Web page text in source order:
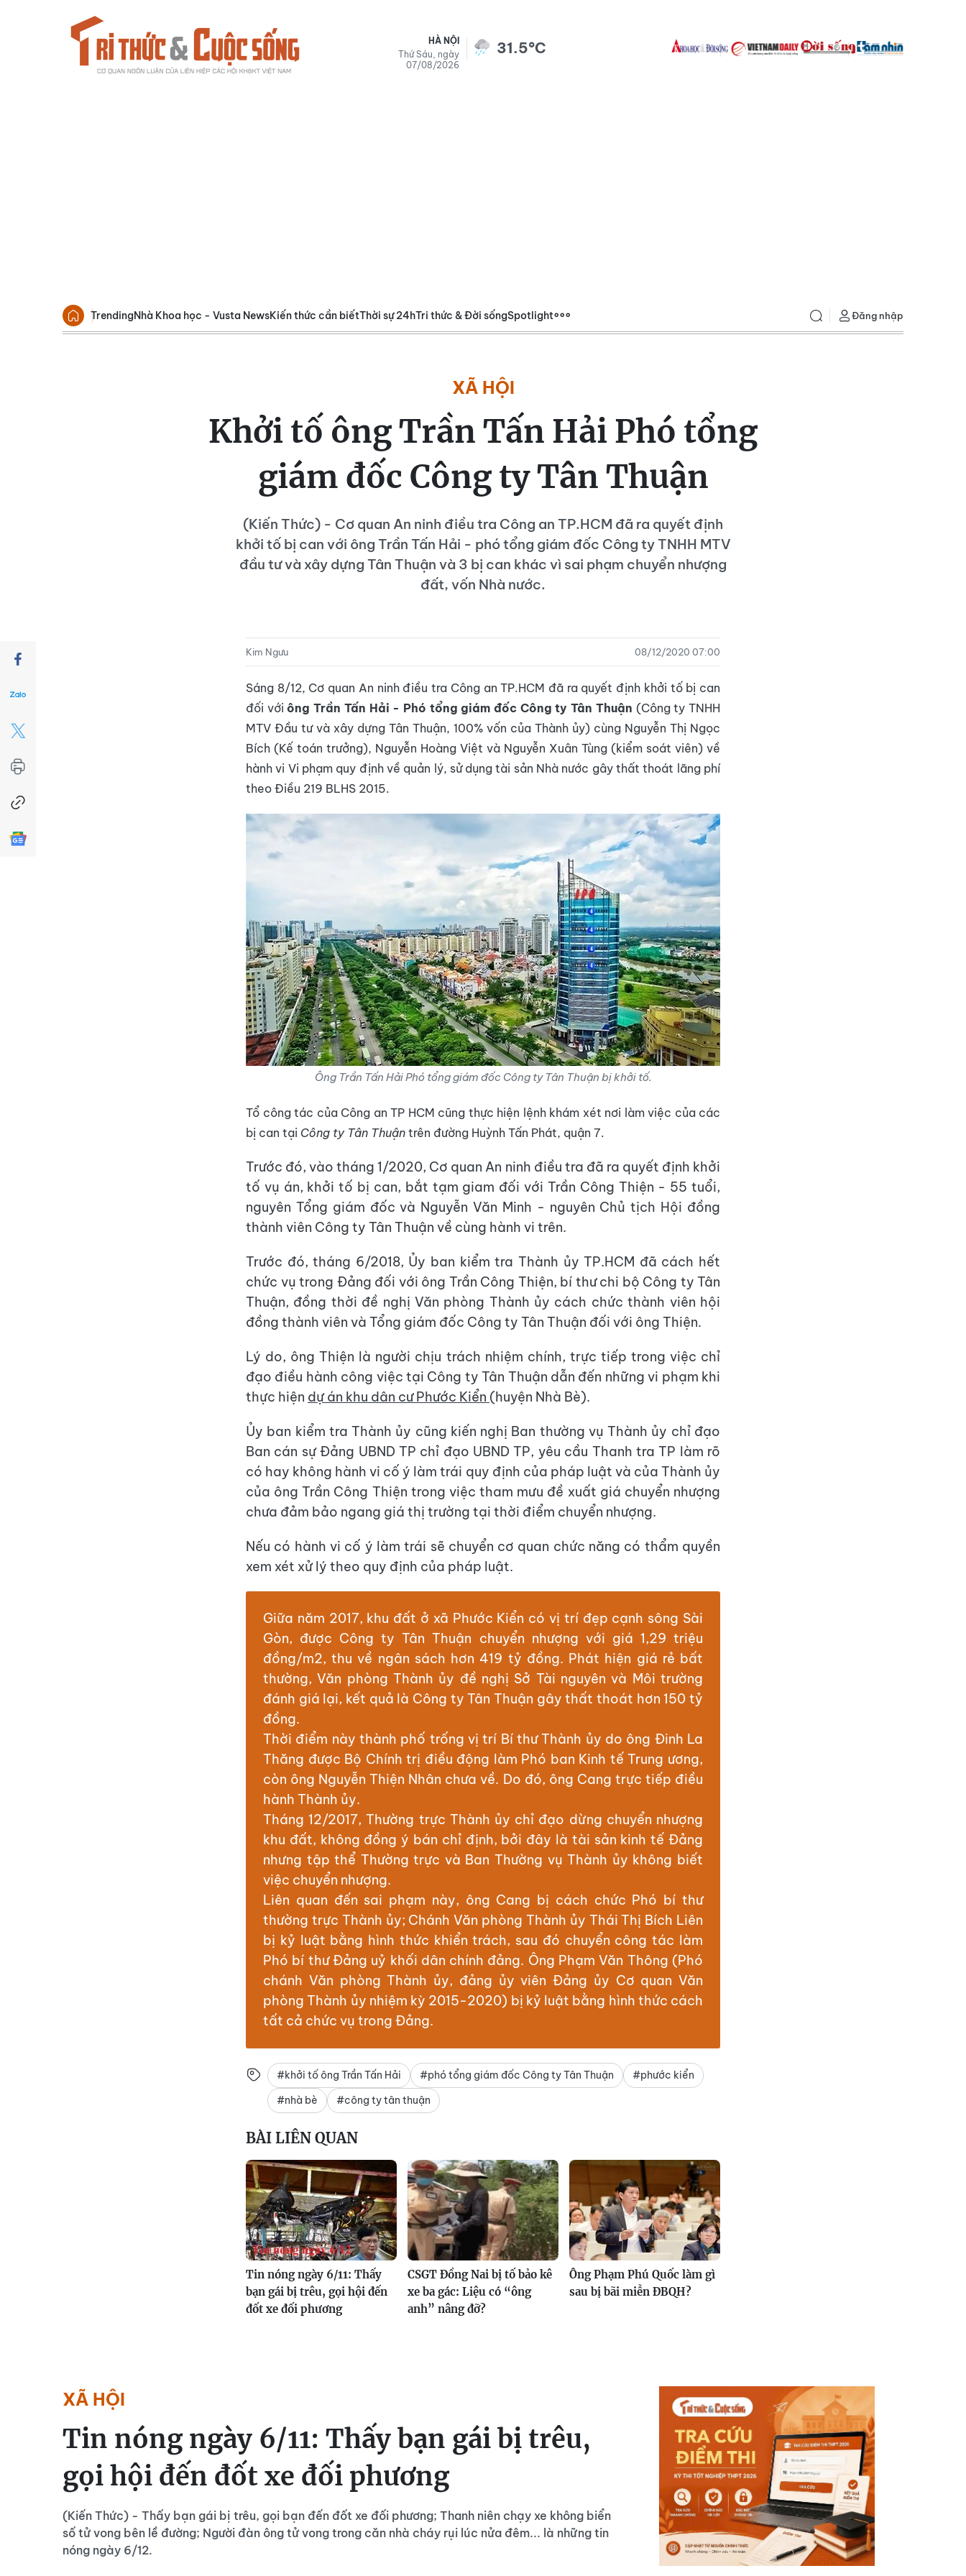
HÀ NỘI
Thứ Sáu, ngày
07/08/2026
31.5°C
TrendingNhà Khoa học - Vusta NewsKiến thức cần biếtThời sự 24hTri thức & Đời sốngSpotlight Đăng nhập
XÃ HỘI
Khởi tố ông Trần Tấn Hải Phó tổng
giám đốc Công ty Tân Thuận
(Kiến Thức) - Cơ quan An ninh điều tra Công an TP.HCM đã ra quyết định
khởi tố bị can với ông Trần Tấn Hải - phó tổng giám đốc Công ty TNHH MTV
đầu tư và xây dựng Tân Thuận và 3 bị can khác vì sai phạm chuyển nhượng
đất, vốn Nhà nước.
Kim Ngưu 08/12/2020 07:00
Sáng 8/12, Cơ quan An ninh điều tra Công an TP.HCM đã ra quyết định khởi tố bị can
đối vớiông Trần Tấn Hải - Phó tổng giám đốc Công ty Tân Thuận (Công ty TNHH
MTV Đầu tư và xây dựng Tân Thuận, 100% vốn của Thành ủy) cùng Nguyễn Thị Ngọc
Bích (Kế toán trưởng), Nguyễn Hoàng Việt và Nguyễn Xuân Tùng (kiểm soát viên) về
hành vi Vi phạm quy định về quản lý, sử dụng tài sản Nhà nước gây thất thoát lãng phí
theo Điều 219 BLHS 2015.
Ông Trần Tấn Hải Phó tổng giám đốc Công ty Tân Thuận bị khởi tố.
Tổ công tác của Công an TP HCM cũng thực hiện lệnh khám xét nơi làm việc của các
bị can tại Công ty Tân Thuận trên đường Huỳnh Tấn Phát, quận 7.
Trước đó, vào tháng 1/2020, Cơ quan An ninh điều tra đã ra quyết định khởi
tố vụ án, khởi tố bị can, bắt tạm giam đối với Trần Công Thiện - 55 tuổi,
nguyên Tổng giám đốc và Nguyễn Văn Minh - nguyên Chủ tịch Hội đồng
thành viên Công ty Tân Thuận về cùng hành vi trên.
Trước đó, tháng 6/2018, Ủy ban kiểm tra Thành ủy TP.HCM đã cách hết
chức vụ trong Đảng đối với ông Trần Công Thiện, bí thư chi bộ Công ty Tân
Thuận, đồng thời đề nghị Văn phòng Thành ủy cách chức thành viên hội
đồng thành viên và Tổng giám đốc Công ty Tân Thuận đối với ông Thiện.
Lý do, ông Thiện là người chịu trách nhiệm chính, trực tiếp trong việc chỉ
đạo điều hành công việc tại Công ty Tân Thuận dẫn đến những vi phạm khi
thực hiện dự án khu dân cư Phước Kiển (huyện Nhà Bè).
Ủy ban kiểm tra Thành ủy cũng kiến nghị Ban thường vụ Thành ủy chỉ đạo
Ban cán sự Đảng UBND TP chỉ đạo UBND TP, yêu cầu Thanh tra TP làm rõ
có hay không hành vi cố ý làm trái quy định của pháp luật và của Thành ủy
của ông Trần Công Thiện trong việc tham mưu đề xuất giá chuyển nhượng
chưa đảm bảo ngang giá thị trường tại thời điểm chuyển nhượng.
Nếu có hành vi cố ý làm trái sẽ chuyển cơ quan chức năng có thẩm quyền
xem xét xử lý theo quy định của pháp luật.
Giữa năm 2017, khu đất ở xã Phước Kiển có vị trí đẹp cạnh sông Sài
Gòn, được Công ty Tân Thuận chuyển nhượng với giá 1,29 triệu
đồng/m2, thu về ngân sách hơn 419 tỷ đồng. Phát hiện giá rẻ bất
thường, Văn phòng Thành ủy đề nghị Sở Tài nguyên và Môi trường
đánh giá lại, kết quả là Công ty Tân Thuận gây thất thoát hơn 150 tỷ
đồng.
Thời điểm này thành phố trống vị trí Bí thư Thành ủy do ông Đinh La
Thăng được Bộ Chính trị điều động làm Phó ban Kinh tế Trung ương,
còn ông Nguyễn Thiện Nhân chưa về. Do đó, ông Cang trực tiếp điều
hành Thành ủy.
Tháng 12/2017, Thường trực Thành ủy chỉ đạo dừng chuyển nhượng
khu đất, không đồng ý bán chỉ định, bởi đây là tài sản kinh tế Đảng
nhưng tập thể Thường trực và Ban Thường vụ Thành ủy không biết
việc chuyển nhượng.
Liên quan đến sai phạm này, ông Cang bị cách chức Phó bí thư
thường trực Thành ủy; Chánh Văn phòng Thành ủy Thái Thị Bích Liên
bị kỷ luật bằng hình thức khiển trách, sau đó chuyển công tác làm
Phó bí thư Đảng uỷ khối dân chính đảng. Ông Phạm Văn Thông (Phó
chánh Văn phòng Thành ủy, đảng ủy viên Đảng ủy Cơ quan Văn
phòng Thành ủy nhiệm kỳ 2015-2020) bị kỷ luật bằng hình thức cách
tất cả chức vụ trong Đảng.
#khởi tố ông Trần Tấn Hải #phó tổng giám đốc Công ty Tân Thuận
#phước kiển
#nhà bè
#công ty tân thuận
BÀI LIÊN QUAN
Tin nóng ngày 6/11: Thấy
bạn gái bị trêu, gọi hội đến
đốt xe đối phương
CSGT Đồng Nai bị tố bảo kê
xe ba gác: Liệu có “ông
anh” nâng đỡ?
Ông Phạm Phú Quốc làm gì
sau bị bãi miễn ĐBQH?
XÃ HỘI
Tin nóng ngày 6/11: Thấy bạn gái bị trêu,
gọi hội đến đốt xe đối phương
(Kiến Thức) - Thấy bạn gái bị trêu, gọi bạn đến đốt xe đối phương; Thanh niên chạy xe không biển
số tử vong bên lề đường; Người đàn ông tử vong trong căn nhà cháy rụi lúc nửa đêm... là những tin
nóng ngày 6/12.